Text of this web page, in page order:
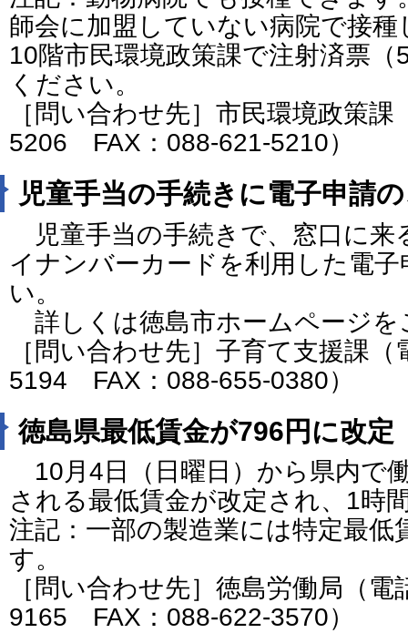
師会に加盟していない病院で接
10階市民環境政策課で注射済票
ください。
［問い合わせ先］市民環境政策
5206 FAX：088-621-5210）
児童手当の手続きに電子申請
児童手当の手続きで、窓口に来
イナンバーカードを利用した電
い。
詳しくは徳島市ホームページを
［問い合わせ先］子育て支援課
5194 FAX：088-655-0380）
徳島県最低賃金が796円に改定
10月4日（日曜日）から県内で
される最低賃金が改定され、1時
注記：一部の製造業には特定最
す。
［問い合わせ先］徳島労働局（
9165 FAX：088-622-3570）